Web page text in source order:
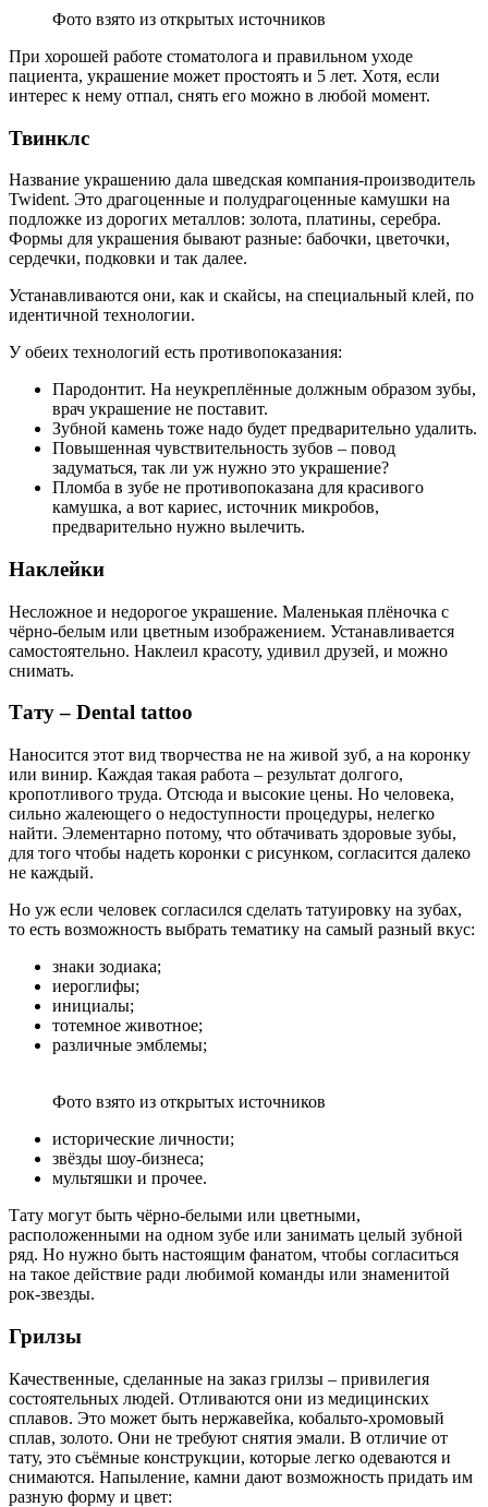
Фото взято из открытых источников
При хорошей работе стоматолога и правильном уходе
пациента, украшение может простоять и 5 лет. Хотя, если
интерес к нему отпал, снять его можно в любой момент.
Твинклс
Название украшению дала шведская компания-производитель
Twident. Это драгоценные и полудрагоценные камушки на
подложке из дорогих металлов: золота, платины, серебра.
Формы для украшения бывают разные: бабочки, цветочки,
сердечки, подковки и так далее.
Устанавливаются они, как и скайсы, на специальный клей, по
идентичной технологии.
У обеих технологий есть противопоказания:
Пародонтит. На неукреплённые должным образом зубы,
врач украшение не поставит.
Зубной камень тоже надо будет предварительно удалить.
Повышенная чувствительность зубов – повод
задуматься, так ли уж нужно это украшение?
Пломба в зубе не противопоказана для красивого
камушка, а вот кариес, источник микробов,
предварительно нужно вылечить.
Наклейки
Несложное и недорогое украшение. Маленькая плёночка с
чёрно-белым или цветным изображением. Устанавливается
самостоятельно. Наклеил красоту, удивил друзей, и можно
снимать.
Тату – Dental tattoo
Наносится этот вид творчества не на живой зуб, а на коронку
или винир. Каждая такая работа – результат долгого,
кропотливого труда. Отсюда и высокие цены. Но человека,
сильно жалеющего о недоступности процедуры, нелегко
найти. Элементарно потому, что обтачивать здоровые зубы,
для того чтобы надеть коронки с рисунком, согласится далеко
не каждый.
Но уж если человек согласился сделать татуировку на зубах,
то есть возможность выбрать тематику на самый разный вкус:
знаки зодиака;
иероглифы;
инициалы;
тотемное животное;
различные эмблемы;
Фото взято из открытых источников
исторические личности;
звёзды шоу-бизнеса;
мультяшки и прочее.
Тату могут быть чёрно-белыми или цветными,
расположенными на одном зубе или занимать целый зубной
ряд. Но нужно быть настоящим фанатом, чтобы согласиться
на такое действие ради любимой команды или знаменитой
рок-звезды.
Грилзы
Качественные, сделанные на заказ грилзы – привилегия
состоятельных людей. Отливаются они из медицинских
сплавов. Это может быть нержавейка, кобальто-хромовый
сплав, золото. Они не требуют снятия эмали. В отличие от
тату, это съёмные конструкции, которые легко одеваются и
снимаются. Напыление, камни дают возможность придать им
разную форму и цвет: